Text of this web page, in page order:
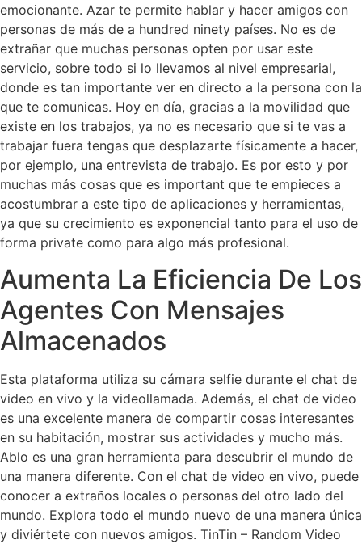
emocionante. Azar te permite hablar y hacer amigos con
personas de más de a hundred ninety países. No es de
extrañar que muchas personas opten por usar este
servicio, sobre todo si lo llevamos al nivel empresarial,
donde es tan importante ver en directo a la persona con la
que te comunicas. Hoy en día, gracias a la movilidad que
existe en los trabajos, ya no es necesario que si te vas a
trabajar fuera tengas que desplazarte físicamente a hacer,
por ejemplo, una entrevista de trabajo. Es por esto y por
muchas más cosas que es important que te empieces a
acostumbrar a este tipo de aplicaciones y herramientas,
ya que su crecimiento es exponencial tanto para el uso de
forma private como para algo más profesional.
Aumenta La Eficiencia De Los
Agentes Con Mensajes
Almacenados
Esta plataforma utiliza su cámara selfie durante el chat de
video en vivo y la videollamada. Además, el chat de video
es una excelente manera de compartir cosas interesantes
en su habitación, mostrar sus actividades y mucho más.
Ablo es una gran herramienta para descubrir el mundo de
una manera diferente. Con el chat de video en vivo, puede
conocer a extraños locales o personas del otro lado del
mundo. Explora todo el mundo nuevo de una manera única
y diviértete con nuevos amigos. TinTin – Random Video